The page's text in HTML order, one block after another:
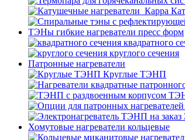
ТЭНы гибкие нагреватели пресс форм
квадратного
круглого сечения
Патронные нагреватели
Круглые ТЭНП
Хомутовые нагреватели кольцевые